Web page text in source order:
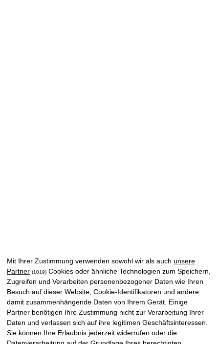
Mit Ihrer Zustimmung verwenden sowohl wir als auch unsere
Partner (1019) Cookies oder ähnliche Technologien zum Speichern,
Zugreifen und Verarbeiten personenbezogener Daten wie Ihren
Besuch auf dieser Website, Cookie-Identifikatoren und andere
damit zusammenhängende Daten von Ihrem Gerät. Einige
Partner benötigen Ihre Zustimmung nicht zur Verarbeitung Ihrer
Daten und verlassen sich auf ihre legitimen Geschäftsinteressen.
Sie können Ihre Erlaubnis jederzeit widerrufen oder die